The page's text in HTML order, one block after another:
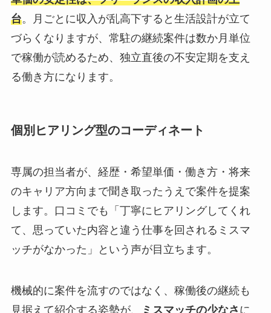
台。月ごとに収入が乱高下すると生活設計が立て
づらくなりますが、常駐の継続案件は数か月単位
で稼働が読めるため、独立直後の不安定期を支え
る働き方になります。
個別ヒアリング型のコーディネート
専属の担当者が、経歴・希望単価・働き方・将来
のキャリア方向まで聞き取ったうえで案件を提案
します。口コミでも「丁寧にヒアリングしてくれ
て、思っていた内容と違う仕事を回されるミスマ
ッチがなかった」という声が目立ちます。
機械的に案件を流すのではなく、稼働後の継続も
見据えて紹介する姿勢が、
ミスマッチの少なさ に